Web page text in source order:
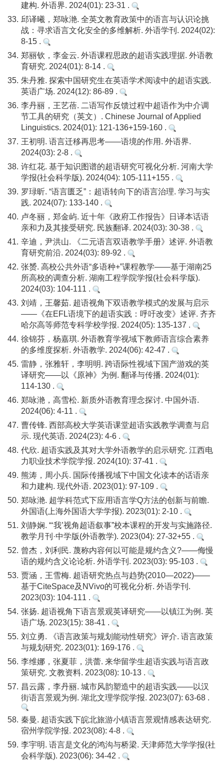
建构. 外语界. 2024(01): 23-31 .
33. 邱译曦，郑咏滟. 全英文教育政策中的语言与认识论挑
战：寻求语言文化安全的多维解析. 外语学刊. 2024(02):
8-15 .
34. 郑丽钦，李金云. 外语课程思政的超语实践理据. 外语教
育研究. 2024(01): 8-14 .
35. 朱丹雅. 探索中国研究生在英语学术阅读中的超语实践.
英语广场. 2024(12): 86-89 .
36. 李丹丽，王艺蓓. 二语写作反馈过程中超语作为中介调
节工具的研究（英文）. Chinese Journal of Applied
Linguistics. 2024(01): 121-136+159-160 .
37. 王初明. 语言迁移再思考——语境的作用. 外语界.
2024(03): 2-8 .
38. 许红花. 基于知识图谱的超语研究可视化分析. 河南大学
学报(社会科学版). 2024(04): 105-111+155 .
39. 罗琭昕. “语言匮乏”：超语转向下的语言治理. 学习与实
践. 2024(07): 133-140 .
40. 卢冬丽，郑金屿. 近十年《政府工作报告》日译本话语
亲和力及其接受研究. 民族翻译. 2024(03): 30-38 .
41. 辛迪，尹洪山. 《二元语言双语教学手册》述评. 外语教
育研究前沿. 2024(03): 89-92 .
42. 张赟. 高校公共外语“多语种+”课程教学——基于湖南25
所高校的调查分析. 湖南工程学院学报(社会科学版).
2024(03): 104-111 .
43. 刘靖，王馨茹. 超语视角下双语教学模式的发展与启示
——《在EFL语境下的超语实践：呼吁改变》述评. 齐齐
哈尔高等师范专科学校学报. 2024(05): 135-137 .
44. 徐锦芬，杨嘉琪. 外语教育学视域下教师语言综合素养
的多维度探析. 外语教学. 2024(06): 42-47 .
45. 雷静，张雅轩，李明明. 跨语际性视域下国产游戏的英
译研究——以《原神》为例. 翻译与传播. 2024(01):
114-130 .
46. 郑咏滟，高雪松. 新质外语教育理念探讨. 中国外语.
2024(06): 4-11 .
47. 曹传锋. 西部高校大学英语课堂超语实践教学调查与启
示. 现代英语. 2024(23): 4-6 .
48. 代欣. 超语实践及其对大学外语教学的启示研究. 江西电
力职业技术学院学报. 2024(10): 37-41 .
49. 熊涛，周小兵. 国际传播视域下中国文化读本的话语亲
和力建构. 现代外语. 2023(01): 97-109 .
50. 郑咏滟. 超学科范式下应用语言学Q方法的创新与前瞻.
外国语(上海外国语大学学报). 2023(01): 2-10 .
51. 刘静娴. “‘我’视角超语叙事”校本课程的开发与实施路径.
教学月刊·中学版(外语教学). 2023(04): 27-32+55 .
52. 曾杰，刘利民. 蔑称内容何以可能是规约含义?——侮慢
语的规约含义论论析. 外语学刊. 2023(03): 95-103 .
53. 贾涵，王雪梅. 超语研究热点与趋势(2010—2022)——
基于CiteSpace及NVivo的可视化分析. 外语学刊.
2023(03): 104-111 .
54. 张扬. 超语视角下语言景观英译研究——以镇江为例. 英
语广场. 2023(15): 38-41 .
55. 刘立勇. 《语言政策与规划能动性研究》评介. 语言政策
与规划研究. 2023(01): 169-176 .
56. 李维娜，张夏菲，洪蕾. 来华留学生超语实践与语言政
策研究. 文教资料. 2023(08): 10-13 .
57. 昌云露，李丹丽. 城市风韵塑造中的超语实践——以汉
街语言景观为例. 湖北文理学院学报. 2023(07): 63-68 .
58. 秦曼. 超语实践下皖北旅游小镇语言景观情感表达研究.
宿州学院学报. 2023(08): 4-8 .
59. 李宇明. 语言是文化的鸿沟与桥梁. 天津师范大学学报(社
会科学版). 2023(06): 34-42 .